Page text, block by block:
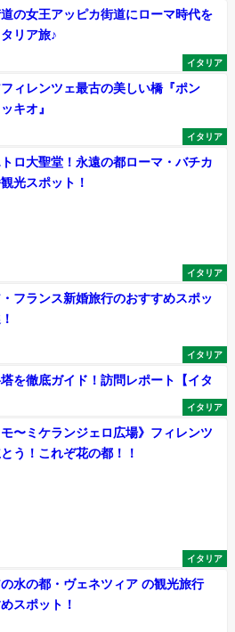
イタリア
の女王アッピカ街道にローマ時代を
リア旅♪
イタリア
ィレンツェ最古の美しい橋『ポン
キオ』
イタリア
ロ大聖堂！永遠の都ローマ・バチカ
光スポット！
イタリア
フランス新婚旅行のおすすめスポッ
イタリア
を徹底ガイド！訪問レポート【イタ
イタリア
モ〜ミケランジェロ広場》フィレンツ
う！これぞ花の都！！
水の都・ヴェネツィア の観光旅行
スポット！